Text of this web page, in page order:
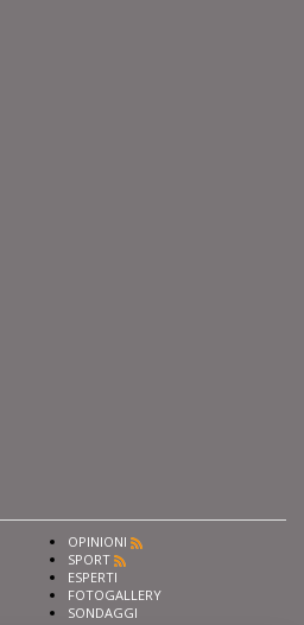
OPINIONI
SPORT
ESPERTI
FOTOGALLERY
SONDAGGI